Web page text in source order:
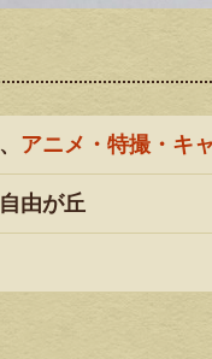
、 アニメ・特撮・キ
自由が丘